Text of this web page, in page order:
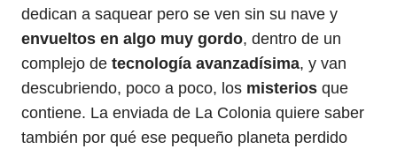
dedican a saquear pero se ven sin su nave y
envueltos en algo muy gordo, dentro de un
complejo de tecnología avanzadísima, y van
descubriendo, poco a poco, los misterios que
contiene. La enviada de La Colonia quiere saber
también por qué ese pequeño planeta perdido